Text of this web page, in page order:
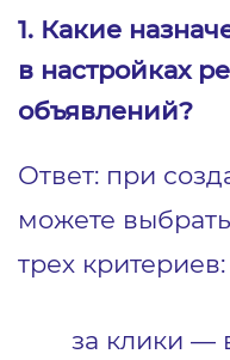
1. Какие
в настройках
объявлений?
Ответ: при
можете
трех критериев:
за клики —